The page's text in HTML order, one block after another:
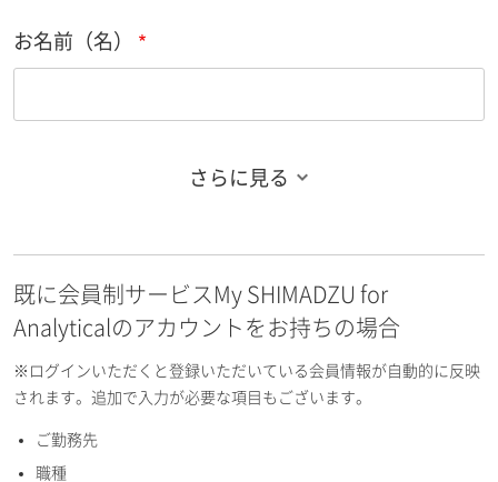
お名前（名）
お名前フリガナ（名）
E-mailアドレス（半角英数）
さらに見る
既に会員制サービスMy SHIMADZU for
Analyticalのアカウントをお持ちの場合
※ログインいただくと登録いただいている会員情報が自動的に反映
されます。追加で入力が必要な項目もございます。
ご勤務先
職種